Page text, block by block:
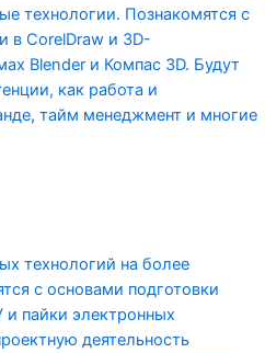
технологии. Познакомятся с
в CorelDraw и 3D-
Blender и Компас 3D. Будут
как работа и
тайм менеджмент и многие
технологий на более
с основами подготовки
пайки электронных
деятельность